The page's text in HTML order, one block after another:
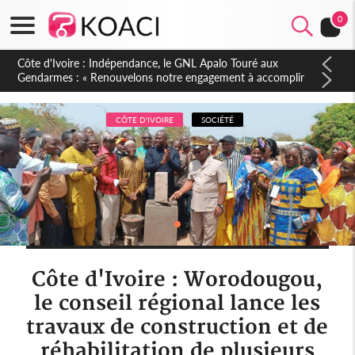
0
Sierra Leone : Un projet de réforme constitutionnelle en
gestation, points clés des amendements, un exclu d'avance
CÔTE D'IVOIRE SOCIÉTÉ
Côte d'Ivoire : Worodougou,
le conseil régional lance les
travaux de construction et de